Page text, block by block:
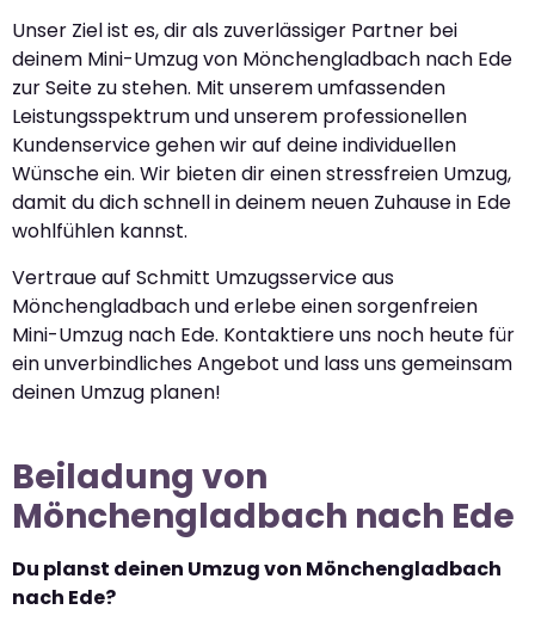
Unser Ziel ist es, dir als zuverlässiger Partner bei
deinem Mini-Umzug von Mönchengladbach nach Ede
zur Seite zu stehen. Mit unserem umfassenden
Leistungsspektrum und unserem professionellen
Kundenservice gehen wir auf deine individuellen
Wünsche ein. Wir bieten dir einen stressfreien Umzug,
damit du dich schnell in deinem neuen Zuhause in Ede
wohlfühlen kannst.
Vertraue auf Schmitt Umzugsservice aus
Mönchengladbach und erlebe einen sorgenfreien
Mini-Umzug nach Ede. Kontaktiere uns noch heute für
ein unverbindliches Angebot und lass uns gemeinsam
deinen Umzug planen!
Beiladung von
Mönchengladbach nach Ede
Du planst deinen Umzug von Mönchengladbach
nach Ede?